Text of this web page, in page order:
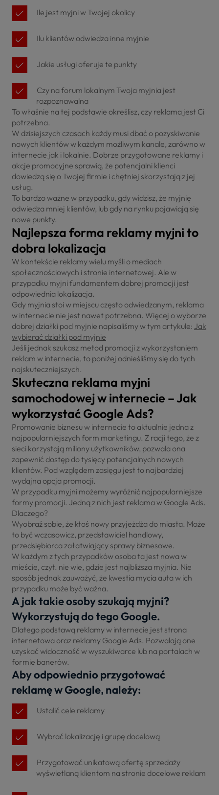
Ile jest myjni w Twojej okolicy
Ilu klientów odwiedza inne myjnie
Jakie usługi oferuje te punkty
Czy na forum lokalnym Twoja myjnia jest
rozpoznawalna
To właśnie na tej podstawie określisz, czy reklama jest Ci
potrzebna.
W dzisiejszych czasach każdy musi dbać o pozyskiwanie
nowych klientów w każdym możliwym kanale, zarówno w
internecie jak i lokalnie. Dobrze przygotowane reklamy i
akcje promocyjne sprawią, że potencjalni klienci
dowiedzą się o Twojej firmie i chętniej skorzystają z jej
usług.
To bardzo ważne w przypadku, gdy widzisz, że myjnię
odwiedza mniej klientów, lub gdy na rynku pojawiają się
nowe punkty.
Najlepsza forma reklamy myjni to
dobra lokalizacja
W kontekście reklamy wielu myśli o mediach
społecznościowych i stronie internetowej. Ale w
przypadku myjni fundamentem dobrej promocji jest
odpowiednia lokalizacja.
Gdy myjnia stoi w miejscu często odwiedzanym, reklama
w internecie nie jest nawet potrzebna. Więcej o wyborze
dobrej działki pod myjnie napisaliśmy w tym artykule: Jak
wybierać działki pod myjnie
Jeśli jednak szukasz metod promocji z wykorzystaniem
reklam w internecie, to poniżej odnieśliśmy się do tych
najskuteczniejszych.
Skuteczna reklama myjni
samochodowej w internecie – Jak
wykorzystać Google Ads?
Promowanie biznesu w internecie to aktualnie jedna z
najpopularniejszych form marketingu. Z racji tego, że z
sieci korzystają miliony użytkowników, pozwala ona
zapewnić dostęp do tysięcy potencjalnych nowych
klientów. Pod względem zasięgu jest to najbardziej
wydajna opcja promocji.
W przypadku myjni możemy wyróżnić najpopularniejsze
formy promocji. Jedną z nich jest reklama w Google Ads.
Dlaczego?
Wyobraź sobie, że ktoś nowy przyjeżdża do miasta. Może
to być wczasowicz, przedstawiciel handlowy,
przedsiębiorca załatwiający sprawy biznesowe.
W każdym z tych przypadków osoba ta jest nowa w
mieście, czyt. nie wie, gdzie jest najbliższa myjnia. Nie
sposób jednak zauważyć, że kwestia mycia auta w ich
przypadku może być ważna.
A jak takie osoby szukają myjni?
Wykorzystują do tego Google.
Dlatego podstawą reklamy w internecie jest strona
internetowa oraz reklamy Google Ads. Pozwalają one
uzyskać widoczność w wyszukiwarce lub na portalach w
formie banerów.
Aby odpowiednio przygotować
reklamę w Google, należy:
Ustalić cele reklamy
Wybrać lokalizację i grupę docelową
Przygotować unikatową ofertę sprzedaży
wyświetlaną klientom na stronie docelowe reklam